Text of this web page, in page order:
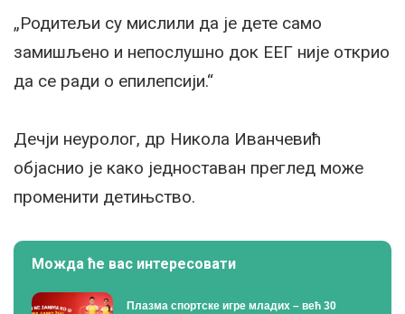
„Родитељи су мислили да је дете само
замишљено и непослушно док ЕЕГ није открио
да се ради о епилепсији.“
Дечји неуролог, др Никола Иванчевић
објаснио је како једноставан преглед може
променити детињство.
Можда ће вас интересовати
Плазма спортске игре младих – већ 30